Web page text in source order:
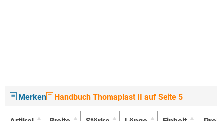
Merken Handbuch Thomaplast II auf Seite 5